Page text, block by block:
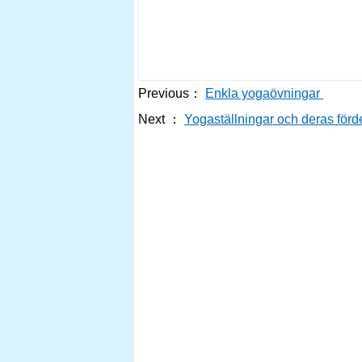
Previous：
Enkla yogaövningar
Next ：
Yogaställningar och deras